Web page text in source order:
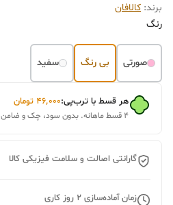
برند: کالافان
رنگ
صورتی بی رنگ سفید
هر قسط با ترب‌پی:۴۶٬۰۰۰ تومان
۴ قسط ماهانه. بدون سود، چک و ضامن.
گارانتی اصالت و سلامت فیزیکی کالا
زمان آماده‌سازی 2 روز کاری